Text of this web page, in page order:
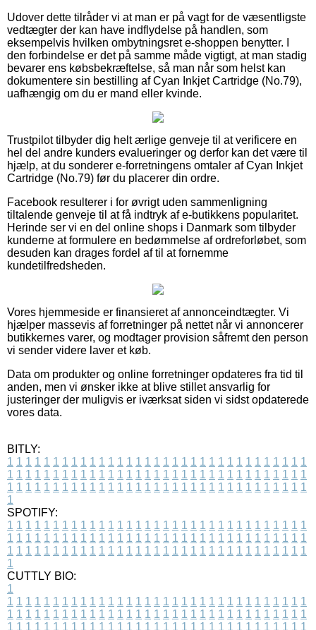
Udover dette tilråder vi at man er på vagt for de væsentligste
vedtægter der kan have indflydelse på handlen, som
eksempelvis hvilken ombytningsret e-shoppen benytter. I
den forbindelse er det på samme måde vigtigt, at man stadig
bevarer ens købsbekræftelse, så man når som helst kan
dokumentere sin bestilling af Cyan Inkjet Cartridge (No.79),
uafhængig om du er mand eller kvinde.
Trustpilot tilbyder dig helt ærlige genveje til at verificere en
hel del andre kunders evalueringer og derfor kan det være til
hjælp, at du sonderer e-forretningens omtaler af Cyan Inkjet
Cartridge (No.79) før du placerer din ordre.
Facebook resulterer i for øvrigt uden sammenligning
tiltalende genveje til at få indtryk af e-butikkens popularitet.
Herinde ser vi en del online shops i Danmark som tilbyder
kunderne at formulere en bedømmelse af ordreforløbet, som
desuden kan drages fordel af til at fornemme
kundetilfredsheden.
Vores hjemmeside er finansieret af annonceindtægter. Vi
hjælper massevis af forretninger på nettet når vi annoncerer
butikkernes varer, og modtager provision såfremt den person
vi sender videre laver et køb.
Data om produkter og online forretninger opdateres fra tid til
anden, men vi ønsker ikke at blive stillet ansvarlig for
justeringer der muligvis er iværksat siden vi sidst opdaterede
vores data.
BITLY:
1 1 1 1 1 1 1 1 1 1 1 1 1 1 1 1 1 1 1 1 1 1 1 1 1 1 1 1 1 1 1 1 1
1 1 1 1 1 1 1 1 1 1 1 1 1 1 1 1 1 1 1 1 1 1 1 1 1 1 1 1 1 1 1 1 1
1 1 1 1 1 1 1 1 1 1 1 1 1 1 1 1 1 1 1 1 1 1 1 1 1 1 1 1 1 1 1 1 1
1
SPOTIFY:
1 1 1 1 1 1 1 1 1 1 1 1 1 1 1 1 1 1 1 1 1 1 1 1 1 1 1 1 1 1 1 1 1
1 1 1 1 1 1 1 1 1 1 1 1 1 1 1 1 1 1 1 1 1 1 1 1 1 1 1 1 1 1 1 1 1
1 1 1 1 1 1 1 1 1 1 1 1 1 1 1 1 1 1 1 1 1 1 1 1 1 1 1 1 1 1 1 1 1
1
CUTTLY BIO:
1
1 1 1 1 1 1 1 1 1 1 1 1 1 1 1 1 1 1 1 1 1 1 1 1 1 1 1 1 1 1 1 1 1
1 1 1 1 1 1 1 1 1 1 1 1 1 1 1 1 1 1 1 1 1 1 1 1 1 1 1 1 1 1 1 1 1
1 1 1 1 1 1 1 1 1 1 1 1 1 1 1 1 1 1 1 1 1 1 1 1 1 1 1 1 1 1 1 1 1